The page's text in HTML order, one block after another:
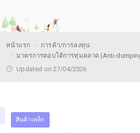
หน้าแรก
การค้า/การลงทุน
มาตรการตอบโต้การทุ่มตลาด (Anti-
Updated on 27/04/2026
สินค้าเหล็ก